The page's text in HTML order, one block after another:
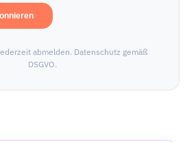
abmelden. Datenschutz gemäß
DSGVO.